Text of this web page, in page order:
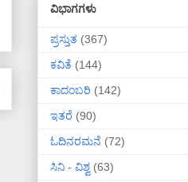
ವಿಭಾಗಗಳು
ಪ್ರಸ್ತುತ (367)
ಕವಿತೆ (144)
ಕಾದಂಬರಿ (142)
ಇತರೆ (90)
ಓದಿನರಮನೆ (72)
ಸಿನಿ - ವಿಶ್ವ (63)